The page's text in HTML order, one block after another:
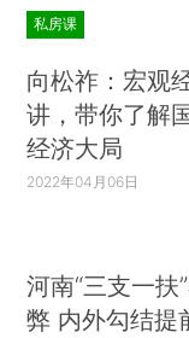
私房课
向松祚：宏观
讲，带你了解
经济大局
2022年04月06日
河南“三支一扶
弊 内外勾结提